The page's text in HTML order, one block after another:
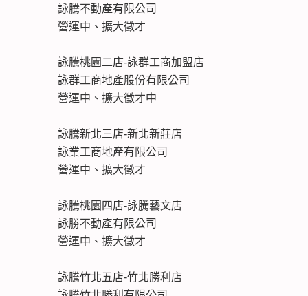
詠騰不動產有限公司
營運中、擴大徵才
詠騰桃園二店-詠群工商加盟店
詠群工商地產股份有限公司
營運中、擴大徵才中
詠騰新北三店-新北新莊店
詠業工商地產有限公司
營運中、擴大徵才
詠騰桃園四店-詠騰藝文店
詠勝不動產有限公司
營運中、擴大徵才
詠騰竹北五店-竹北勝利店